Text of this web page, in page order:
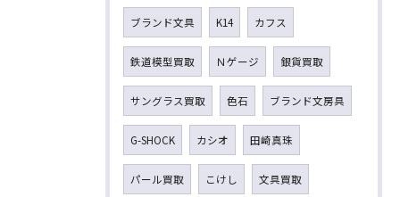
ブランド文具 K14 カフス
鉄道模型買取 Ｎゲージ 銀貨買取
サングラス買取 色石 ブランド文房具
G-SHOCK カシオ 田崎真珠
パール買取 こけし 文具買取